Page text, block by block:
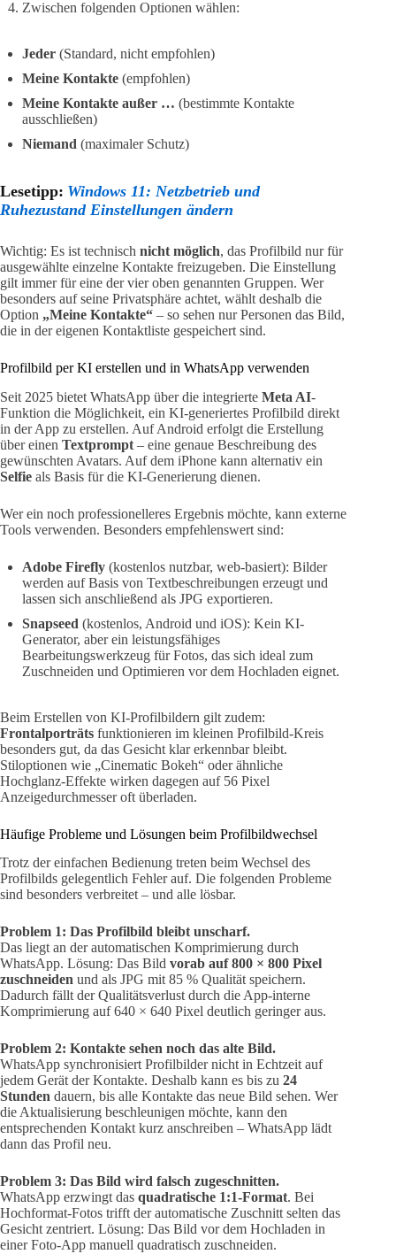
Zwischen folgenden Optionen wählen:
Jeder (Standard, nicht empfohlen)
Meine Kontakte (empfohlen)
Meine Kontakte außer … (bestimmte Kontakte
ausschließen)
Niemand (maximaler Schutz)
Lesetipp: Windows 11: Netzbetrieb und
Ruhezustand Einstellungen ändern
Wichtig: Es ist technisch nicht möglich, das Profilbild nur für
ausgewählte einzelne Kontakte freizugeben. Die Einstellung
gilt immer für eine der vier oben genannten Gruppen. Wer
besonders auf seine Privatsphäre achtet, wählt deshalb die
Option „Meine Kontakte“ – so sehen nur Personen das Bild,
die in der eigenen Kontaktliste gespeichert sind.
Profilbild per KI erstellen und in WhatsApp verwenden
Seit 2025 bietet WhatsApp über die integrierte Meta AI-
Funktion die Möglichkeit, ein KI-generiertes Profilbild direkt
in der App zu erstellen. Auf Android erfolgt die Erstellung
über einen Textprompt – eine genaue Beschreibung des
gewünschten Avatars. Auf dem iPhone kann alternativ ein
Selfie als Basis für die KI-Generierung dienen.
Wer ein noch professionelleres Ergebnis möchte, kann externe
Tools verwenden. Besonders empfehlenswert sind:
Adobe Firefly (kostenlos nutzbar, web-basiert): Bilder
werden auf Basis von Textbeschreibungen erzeugt und
lassen sich anschließend als JPG exportieren.
Snapseed (kostenlos, Android und iOS): Kein KI-
Generator, aber ein leistungsfähiges
Bearbeitungswerkzeug für Fotos, das sich ideal zum
Zuschneiden und Optimieren vor dem Hochladen eignet.
Beim Erstellen von KI-Profilbildern gilt zudem:
Frontalporträts funktionieren im kleinen Profilbild-Kreis
besonders gut, da das Gesicht klar erkennbar bleibt.
Stiloptionen wie „Cinematic Bokeh“ oder ähnliche
Hochglanz-Effekte wirken dagegen auf 56 Pixel
Anzeigedurchmesser oft überladen.
Häufige Probleme und Lösungen beim Profilbildwechsel
Trotz der einfachen Bedienung treten beim Wechsel des
Profilbilds gelegentlich Fehler auf. Die folgenden Probleme
sind besonders verbreitet – und alle lösbar.
Problem 1: Das Profilbild bleibt unscharf.
Das liegt an der automatischen Komprimierung durch
WhatsApp. Lösung: Das Bild vorab auf 800 × 800 Pixel
zuschneiden und als JPG mit 85 % Qualität speichern.
Dadurch fällt der Qualitätsverlust durch die App-interne
Komprimierung auf 640 × 640 Pixel deutlich geringer aus.
Problem 2: Kontakte sehen noch das alte Bild.
WhatsApp synchronisiert Profilbilder nicht in Echtzeit auf
jedem Gerät der Kontakte. Deshalb kann es bis zu 24
Stunden dauern, bis alle Kontakte das neue Bild sehen. Wer
die Aktualisierung beschleunigen möchte, kann den
entsprechenden Kontakt kurz anschreiben – WhatsApp lädt
dann das Profil neu.
Problem 3: Das Bild wird falsch zugeschnitten.
WhatsApp erzwingt das quadratische 1:1-Format. Bei
Hochformat-Fotos trifft der automatische Zuschnitt selten das
Gesicht zentriert. Lösung: Das Bild vor dem Hochladen in
einer Foto-App manuell quadratisch zuschneiden.